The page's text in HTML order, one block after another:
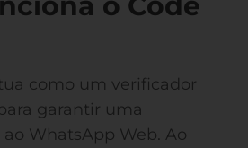
como um verificador
garantir uma
WhatsApp Web. Ao